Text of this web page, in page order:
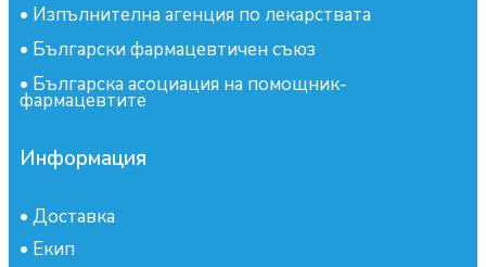
• Изпълнителна агенция по лекарствата
• Български фармацевтичен съюз
• Българска асоциация на помощник-
фармацевтите
Информация
• Доставка
• Екип